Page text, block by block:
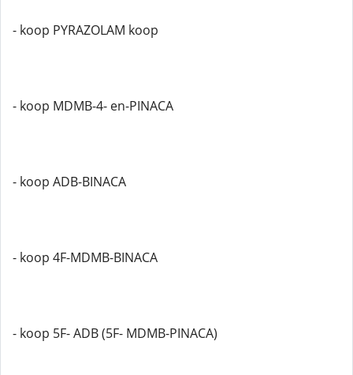
- koop PYRAZOLAM koop
- koop MDMB-4- en-PINACA
- koop ADB-BINACA
- koop 4F-MDMB-BINACA
- koop 5F- ADB (5F- MDMB-PINACA)